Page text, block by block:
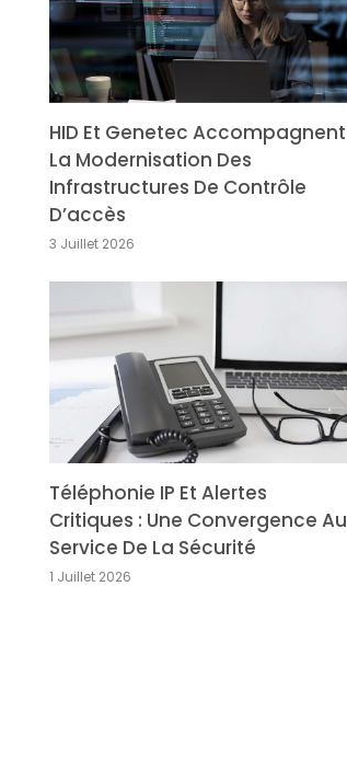
HID Et Genetec Accompagnent
La Modernisation Des
Infrastructures De Contrôle
D’accès
3 Juillet 2026
Téléphonie IP Et Alertes
Critiques : Une Convergence Au
Service De La Sécurité
1 Juillet 2026